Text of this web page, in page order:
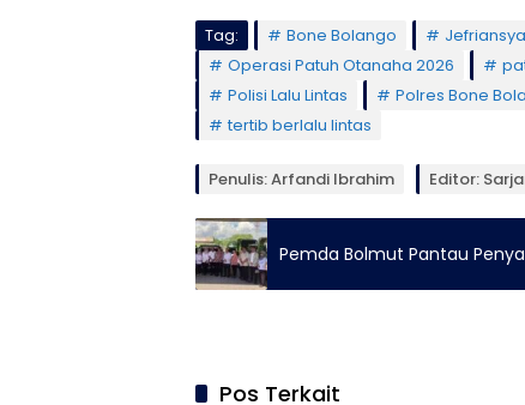
Tag: Bone Bolango
Operasi Patuh Otanaha 2026
Polisi Lalu Lintas
Polres Bone
tertib berlalu lintas
Penulis: Arfandi Ibrahim Editor:
Pemda Bolmut Pantau
Pos Terkait